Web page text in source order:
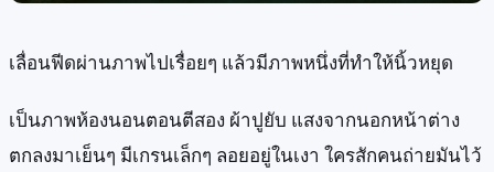
เลื่อนฟีดผ่านภาพไปเรื่อยๆ แล้วมีภาพหนึ่งที่ทำให้นิ้วหยุด
เป็นภาพห้องนอนตอนตีสอง ผ้าปูยับ แสงจากนอกหน้าต่าง
ตกลงมาเย็นๆ มีเกรนเล็กๆ ลอยอยู่ในเงา ใครสักคนถ่ายมันไว้